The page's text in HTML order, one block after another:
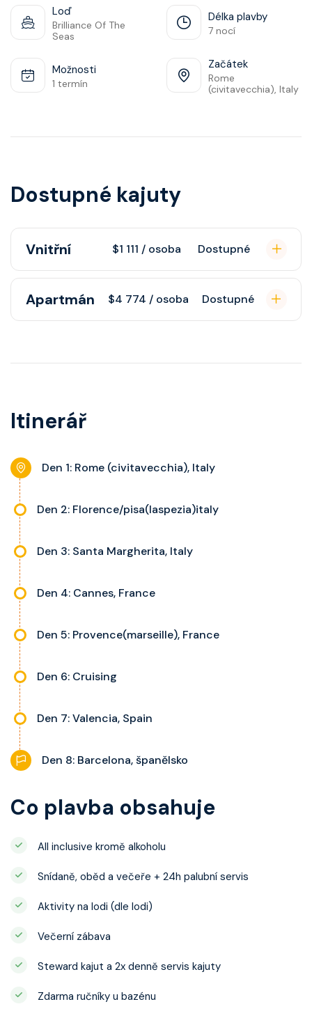
Loď
Brilliance Of The
Seas
Délka plavby
7 nocí
Možnosti
1 termín
Začátek
Rome
(civitavecchia), Italy
Dostupné kajuty
Vnitřní $1 111 / osoba Dostupné
fén, soukromou koupelnu se
telefon, noční stolky, trezor.
Apartmán $4 774 / osoba Dostupné
pohovku či více ložnicí podle
nastavitelnou klimatizaci,
noční stolky, trezor a balkon s
výhledem, velikost kajuty a balkonu
Itinerář
Den 1: Rome (civitavecchia), Italy
Den 2: Florence/pisa(laspezia)italy
Den 3: Santa Margherita, Italy
Den 4: Cannes, France
Den 5: Provence(marseille), France
Den 6: Cruising
Den 7: Valencia, Spain
Den 8: Barcelona, španělsko
Co plavba obsahuje
All inclusive kromě alkoholu
Snídaně, oběd a večeře + 24h palubní servis
Aktivity na lodi (dle lodi)
Večerní zábava
Steward kajut a 2x denně servis kajuty
Zdarma ručníky u bazénu